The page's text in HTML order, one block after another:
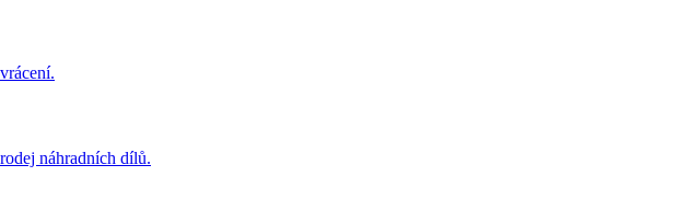
náhradních dílů.